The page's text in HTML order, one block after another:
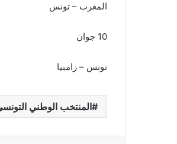
المغرب – تونس
10 جوان
تونس – زامبيا
المنتخب الوطني